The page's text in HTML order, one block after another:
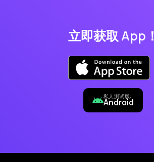
立即获取 App！
私人测试版:
Android